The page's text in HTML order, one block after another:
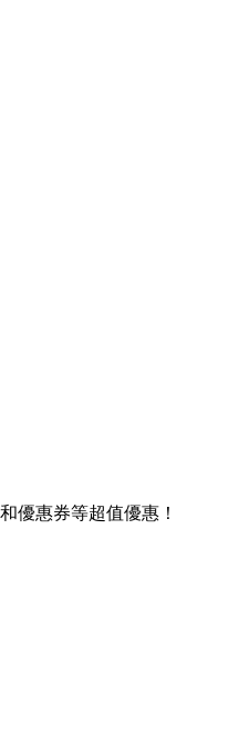
優惠券等超值優惠！